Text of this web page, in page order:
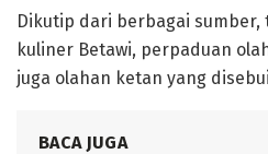
‎Dikutip dari berbagai sumber,
kuliner Betawi, perpaduan
juga olahan ketan yang
BACA JUGA